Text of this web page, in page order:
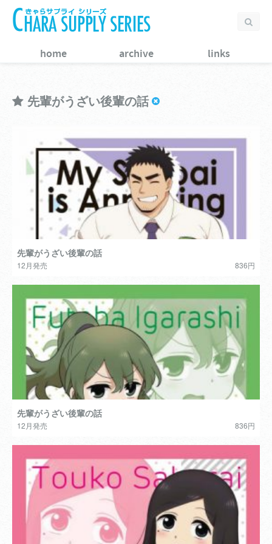
home archive links
先輩がうざい後輩の話
先輩がうざい後輩の話
12月発売 836円
先輩がうざい後輩の話
12月発売 836円